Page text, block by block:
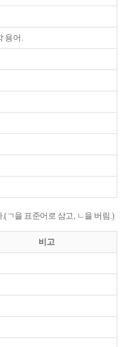
용어.
ㄱ을 표준어로 삼고, ㄴ을 버림.)
비고